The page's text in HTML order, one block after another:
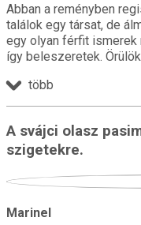
Abban a reményben
találok egy társat, de
egy olyan férfit ismerek
így beleszeretek.
több
A svájci olasz
szigetekre.
Marinel